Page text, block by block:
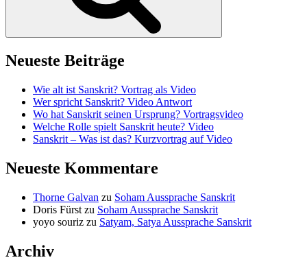
Neueste Beiträge
Wie alt ist Sanskrit? Vortrag als Video
Wer spricht Sanskrit? Video Antwort
Wo hat Sanskrit seinen Ursprung? Vortragsvideo
Welche Rolle spielt Sanskrit heute? Video
Sanskrit – Was ist das? Kurzvortrag auf Video
Neueste Kommentare
Thorne Galvan zu Soham Aussprache Sanskrit
Doris Fürst zu Soham Aussprache Sanskrit
yoyo souriz zu Satyam, Satya Aussprache Sanskrit
Archiv